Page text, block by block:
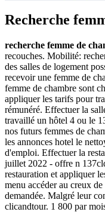
Recherche
recherche femme de
recouches. Mobilité:
des salles de logement
recevoir une femme de
femme de chambre sont
appliquer les tarifs pour
rémunéré. Effectuer la
travaillé un hôtel 4 ou le
nos futurs femmes de
les annonces hotel le
d'emploi. Effectuer la
juillet 2022 - offre n
restauration et appliquer
menu accéder au creux
demandée. Malgré leur
clicandtour. 1 800 par